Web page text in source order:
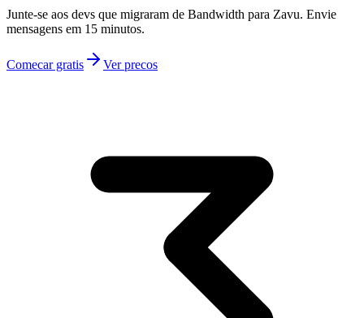
Junte-se aos devs que migraram de Bandwidth para Zavu. Envie
mensagens em 15 minutos.
Comecar gratis Ver precos